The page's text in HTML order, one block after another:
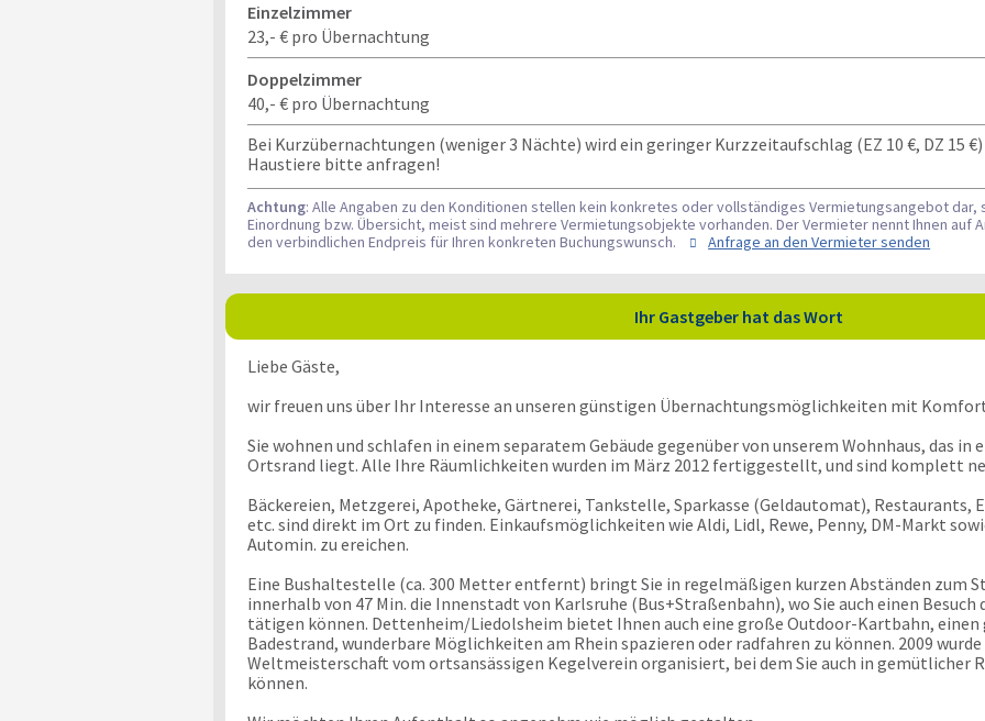
Einzelzimmer
23,- € pro Übernachtung
Doppelzimmer
40,- € pro Übernachtung
Bei Kurzübernachtungen (weniger 3 Nächte) wird ein geringer Kurzzeitaufschlag (EZ 10 €, DZ 15
Haustiere bitte anfragen!
Achtung: Alle Angaben zu den Konditionen stellen kein konkretes oder vollständiges Vermietungsangebot
Einordnung bzw. Übersicht, meist sind mehrere Vermietungsobjekte vorhanden. Der Vermieter nennt Ihnen auf
den verbindlichen Endpreis für Ihren konkreten Buchungswunsch.
Anfrage an den Vermieter senden
Ihr Gastgeber hat das Wort
Liebe Gäste,
wir freuen uns über Ihr Interesse an unseren günstigen Übernachtungsmöglichkeiten mit
Sie wohnen und schlafen in einem separatem Gebäude gegenüber von unserem Wohnhaus, das
Ortsrand liegt. Alle Ihre Räumlichkeiten wurden im März 2012 fertiggestellt, und sind komplett
Bäckereien, Metzgerei, Apotheke, Gärtnerei, Tankstelle, Sparkasse (Geldautomat), Restaurants,
etc. sind direkt im Ort zu finden. Einkaufsmöglichkeiten wie Aldi, Lidl, Rewe, Penny, DM-Markt
Automin. zu ereichen.
Eine Bushaltestelle (ca. 300 Metter entfernt) bringt Sie in regelmäßigen kurzen Abständen zum
innerhalb von 47 Min. die Innenstadt von Karlsruhe (Bus+Straßenbahn), wo Sie auch einen
tätigen können. Dettenheim/Liedolsheim bietet Ihnen auch eine große Outdoor-Kartbahn,
Badestrand, wunderbare Möglichkeiten am Rhein spazieren oder radfahren zu können. 2009
Weltmeisterschaft vom ortsansässigen Kegelverein organisiert, bei dem Sie auch in gemütlicher
können.